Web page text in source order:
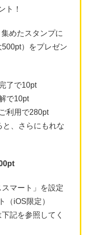
ト！
めたスタンプに
）をプレゼン
了で10pt
で10pt
利用で280pt
と、さらにもれな
マート」を設定
（iOS限定）
記を参照してく